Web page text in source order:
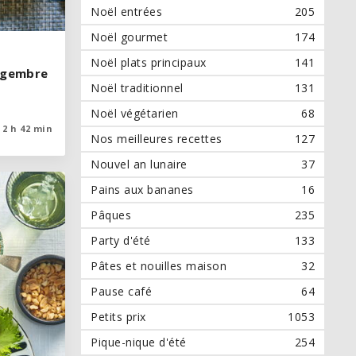
2 h 42 min
2 h 42 min
Noël entrées
205
Noël gourmet
174
Noël plats principaux
141
Noël traditionnel
131
Noël végétarien
68
Nos meilleures recettes
127
Nouvel an lunaire
37
Pains aux bananes
16
Pâques
235
Party d'été
133
Pâtes et nouilles maison
32
Pause café
64
Petits prix
1053
Pique-nique d'été
254